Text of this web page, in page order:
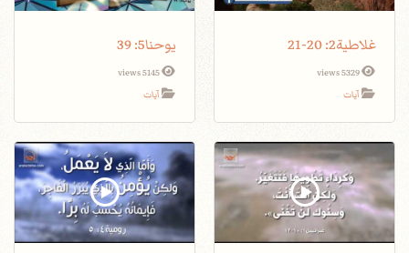
غلاطية2: 20-21
5329 views
آيات
يوحنا5: 39
5145 views
آيات